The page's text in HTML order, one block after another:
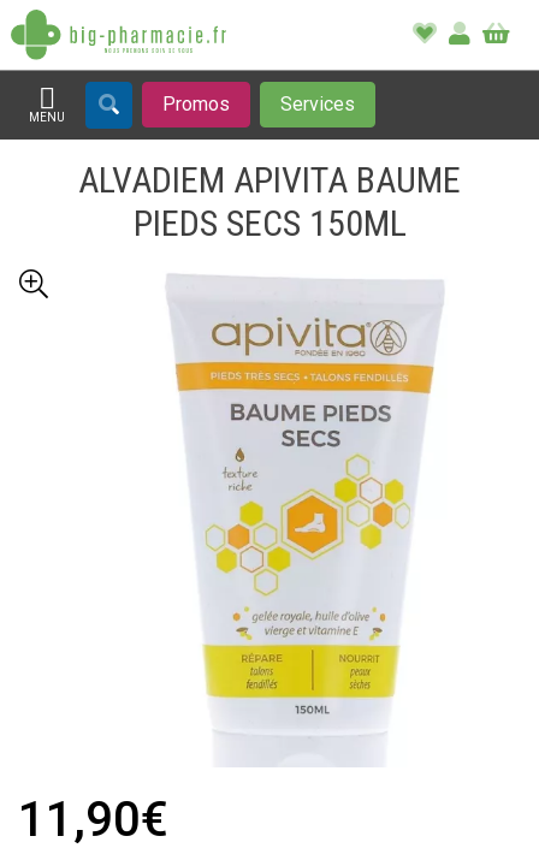
MENU
Afficher la navigation
Promos Services
ALVADIEM APIVITA BAUME
PIEDS SECS 150ML
11,90€